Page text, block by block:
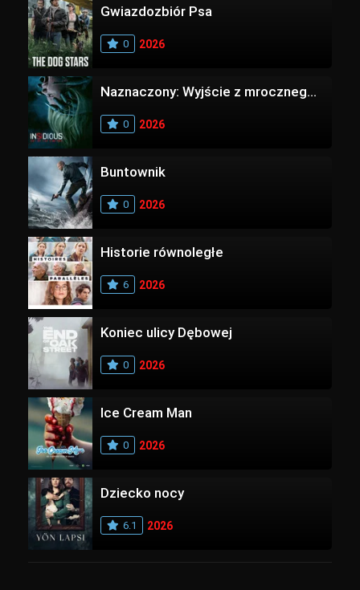
Gwiazdozbiór Psa
0 2026
Naznaczony: Wyjście z mrocznego wymiaru
0 2026
Buntownik
0 2026
Historie równoległe
6 2026
Koniec ulicy Dębowej
0 2026
Ice Cream Man
0 2026
Dziecko nocy
6.1 2026